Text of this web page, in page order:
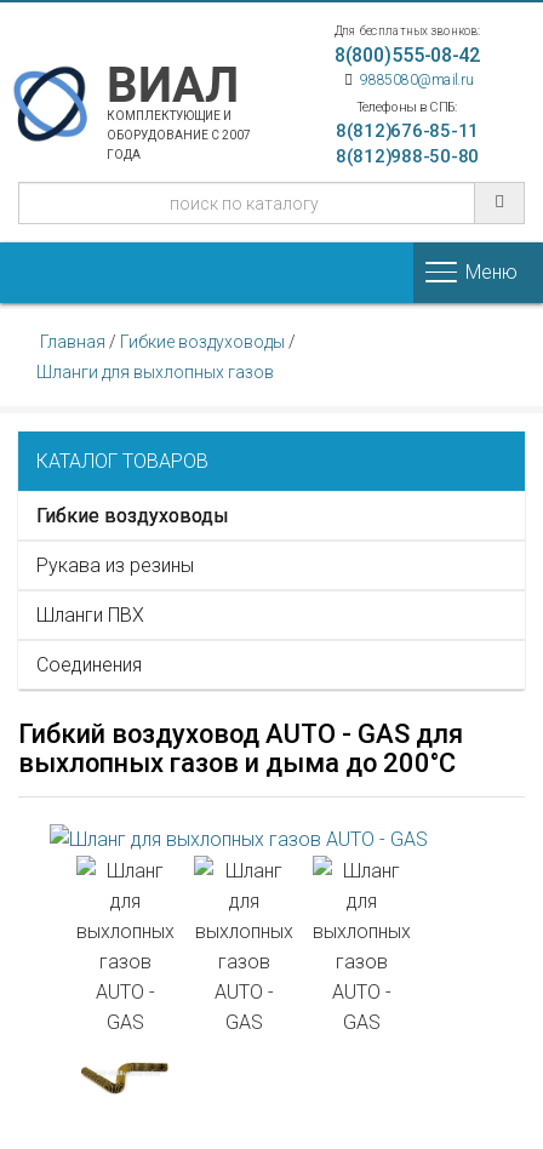
ВИАЛ
КОМПЛЕКТУЮЩИЕ И
ОБОРУДОВАНИЕ С 2007
ГОДА
Для бесплатных звонков:
8(800)555-08-42
9885080@mail.ru
Телефоны в СПБ:
8(812)676-85-11
8(812)988-50-80
Меню
Главная / Гибкие воздуховоды /
Шланги для выхлопных газов
КАТАЛОГ ТОВАРОВ
Гибкие воздуховоды
Рукава из резины
Шланги ПВХ
Соединения
Гибкий воздуховод AUTO - GAS для
выхлопных газов и дыма до 200°С